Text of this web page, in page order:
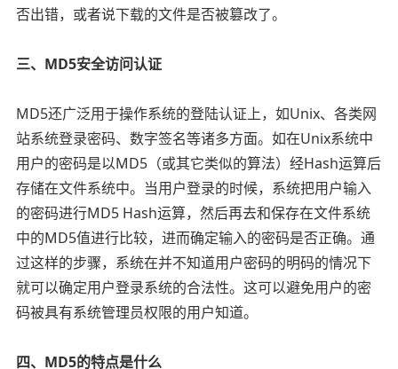
否出错，或者说下载的文件是否被篡改了。
三、MD5安全访问认证
MD5还广泛用于操作系统的登陆认证上，如Unix、各类网
站系统登录密码、数字签名等诸多方面。如在Unix系统中
用户的密码是以MD5（或其它类似的算法）经Hash运算后
存储在文件系统中。当用户登录的时候，系统把用户输入
的密码进行MD5 Hash运算，然后再去和保存在文件系统
中的MD5值进行比较，进而确定输入的密码是否正确。通
过这样的步骤，系统在并不知道用户密码的明码的情况下
就可以确定用户登录系统的合法性。这可以避免用户的密
码被具有系统管理员权限的用户知道。
四、MD5的特点是什么